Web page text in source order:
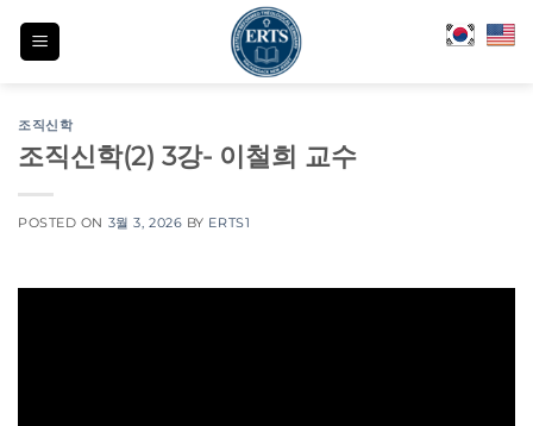
조직신학
조직신학(2) 3강- 이철희 교수
POSTED ON 3월 3, 2026 BY ERTS1